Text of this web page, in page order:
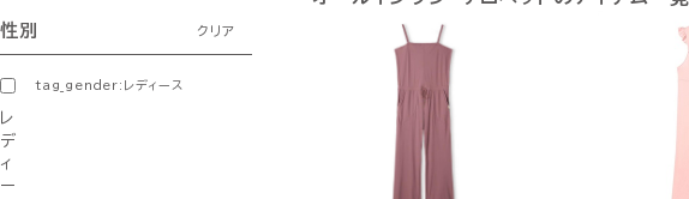
性別 クリア
tag_gender:レディース
レ
デ
ィ
ー